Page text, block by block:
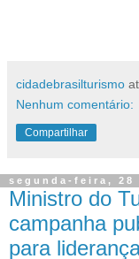
cidadebrasilturismo at
Nenhum comentário:
Compartilhar
segunda-feira, 28
Ministro do
campanha
para